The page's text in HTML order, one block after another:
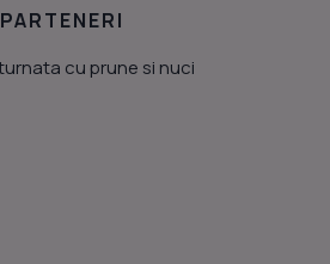
PARTENERI